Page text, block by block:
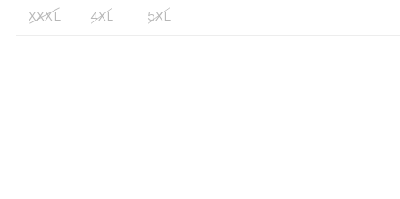
XXXL 4XL 5XL